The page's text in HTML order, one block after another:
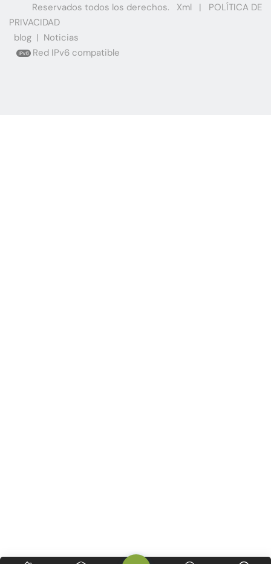
Reservados todos los derechos.
Xml |
POLÍTICA DE
PRIVACIDAD
blog | Noticias
Red IPv6 compatible